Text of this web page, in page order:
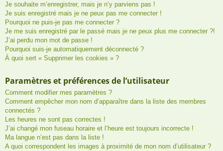
Je souhaite m’enregistrer, mais je n’y parviens pas !
Je suis enregistré mais je ne peux pas me connecter !
Pourquoi ne puis-je pas me connecter ?
Je me suis enregistré par le passé mais je ne peux plus me connecter ?!
J’ai perdu mon mot de passe !
Pourquoi suis-je automatiquement déconnecté ?
À quoi sert « Supprimer les cookies » ?
Paramètres et préférences de l’utilisateur
Comment modifier mes paramètres ?
Comment empêcher mon nom d’apparaître dans la liste des membres
connectés ?
Les heures ne sont pas correctes !
J’ai changé mon fuseau horaire et l’heure est toujours incorrecte !
Ma langue n’est pas dans la liste !
A quoi correspondent les images à proximité de mon nom d’utilisateur ?